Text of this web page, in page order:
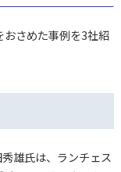
おさめた事例を3社紹
雄氏は、ランチェス